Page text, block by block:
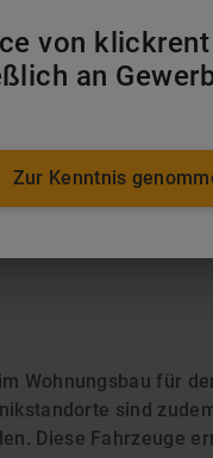
114 €/Tag
Wohnungsbau für
sind
Diese Fahrzeuge
von
an
Zur Kenntnis